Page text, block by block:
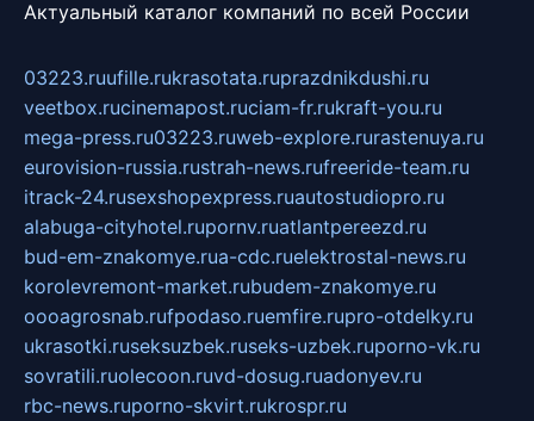
Актуальный каталог компаний по всей России
03223.ruufille.rukrasotata.ruprazdnikdushi.ru
veetbox.rucinemapost.ruciam-fr.rukraft-you.ru
mega-press.ru03223.ruweb-explore.rurastenuya.ru
eurovision-russia.rustrah-news.rufreeride-team.ru
itrack-24.rusexshopexpress.ruautostudiopro.ru
alabuga-cityhotel.rupornv.ruatlantpereezd.ru
bud-em-znakomye.rua-cdc.ruelektrostal-news.ru
korolevremont-market.rubudem-znakomye.ru
oooagrosnab.rufpodaso.ruemfire.rupro-otdelky.ru
ukrasotki.ruseksuzbek.ruseks-uzbek.ruporno-vk.ru
sovratili.ruolecoon.ruvd-dosug.ruadonyev.ru
rbc-news.ruporno-skvirt.rukrospr.ru